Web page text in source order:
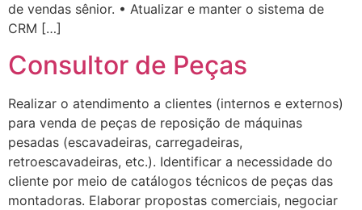
de vendas sênior. • Atualizar e manter o sistema de
CRM […]
Consultor de Peças
Realizar o atendimento a clientes (internos e externos)
para venda de peças de reposição de máquinas
pesadas (escavadeiras, carregadeiras,
retroescavadeiras, etc.). Identificar a necessidade do
cliente por meio de catálogos técnicos de peças das
montadoras. Elaborar propostas comerciais, negociar